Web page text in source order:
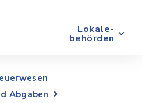
Lokale-
behörden
Abgaben